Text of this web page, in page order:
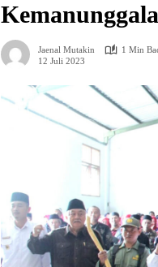
Jaenal Mutakin
1 Min
12 Juli 2023